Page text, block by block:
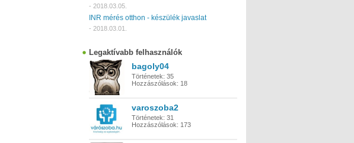
- 2018.03.05.
INR mérés otthon - készülék javaslat
- 2018.03.01.
Legaktívabb felhasználók
bagoly04
Történetek: 35
Hozzászólások: 18
varoszoba2
Történetek: 31
Hozzászólások: 173